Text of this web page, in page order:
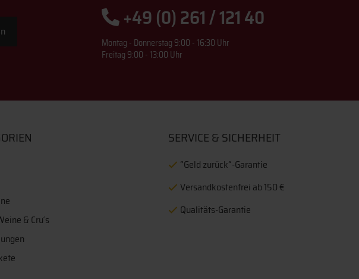
+49 (0) 261 / 121 40
Montag - Donnerstag 9:00 - 16:30 Uhr
Freitag 9:00 - 13:00 Uhr
& Cru´s
SERVICE & SICHERHEIT
“Geld zurück“-Garantie
Versandkostenfrei ab 150 €
Qualitäts-Garantie